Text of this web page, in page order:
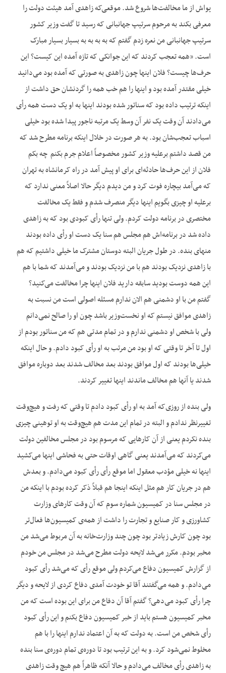
یواش از ما مخالفت‌ها شروع شد. موقعی‌که زاهدی آمد هیئت دولت را
معرفی بکند به مرحوم سرتیپ جهانبانی که رسید تا گفت وزیر کشور
سرتیپ جهانبانی من نعره زدم گفتم که به به به به بسیار بسیار مبارک
است. «همه تعجب کردند که این جوانکی که تازه آمده این کیست؟ این
حرف‌ها چیست؟ فلان اینها چون زاهدی به صورتی که آمده بود می‌دانید
خیلی مقتدر آمده بود و اینها را هم خب همه را گردنشان حق داشت از
اینکه ترتیب داده بود که سناتور شده بودند اینها به او یک دست همه رأی
می‌دادند آن وقت یک نفر آن وسط یک مرتبه ناجور پیدا شده بود خیلی
اسباب تعجب‌شان بود. به هر صورت در خلال اینکه برنامه مطرح شد که
من قصد داشتم برعلیه وزیر کشور مخصوصاً اعلام جرم بکنم چه بکم
فلان از این حرف‌ها حادثه‌ای برای او پیش آمد در راه کرمانشاه به تهران
که می‌آمد بیچاره فوت کرد و من دیدم دیگر حالا اصلاً معنی ندارد که
برعلیه او چیزی بگویم اینها دیگر منصرف شدم و فقط یک مخالفت
مختصری در برنامه دولت کردم. ولی تنها رأی کبودی بود که به زاهدی
داده شد در برنامه‌اش هم مجلس هم سنا یک دست او رأی داده بودند
منهای بنده. در طول جریان البته دوستان مشترک ما خیلی داشتیم که هم
با زاهدی نزدیک بودند هم با من نزدیک بودند و می‌آمدند که شما با هم
این همه دوست بودید سابقه دارید فلان اینها چرا مخالفت می‌کنید؟
گفتم من با او دشمنی هم الان ندارم مسئله اصولی است من نسبت به
زاهدی موافق نیستم که او نخست‌وزیر باشد چون او را صالح نمی‌دانم
ولی با شخص او دشمنی ندارم و در تمام مدتی هم که من سناتور بودم از
اول تا آخر تا وقتی که او بود من مرتب به او رأی کبود دادم. و حال اینکه
خیلی‌ها بودند که اول موافق بودند بعد مخالف شدند بعد دوباره موافق
شدند یا آنها هم مخالف ماندند اینها تغییر کردند.
ولی بنده از روزی‌که آمد به او رأی کبود دادم تا وقتی که رفت و هیچ‌وقت
تغییرنظر ندادم و البته در تمام این مدت هم هیچ‌وقت به او توهینی چیزی
بنده نکردم یعنی از آن کارهایی که مرسوم بود در مجلس مخالفین دولت
می‌کردند که می‌آمدند یعنی گاهی اوقات حتی به فحاشی اینها می‌کشید
اینها نه خیلی مؤدب معقول اما موقع رأی رأی کبود می‌دادم. و بعدش
هم در جریان کار هم مثل اینکه اینجا هم قبلاً ذکر کرده بودم با اینکه من
در مجلس سنا در کمیسیون شماره سوم که آن وقت کارهای وزارت
کشاورزی و کار صنایع و تجارت را داشت از همه‌ی کمیسیون‌ها فعال‌تر
بود چون کارش زیادتر بود چون چند وزارت‌خانه به آن مربوط می‌شد من
مخبر بودم. مکرر می‌شد لایحه دولت مطرح می‌شد در مجلس من خودم
از گزارش کمیسیون دفاع می‌کردم ولی موقع رأی که می‌شد رأی کبود
می‌دادم. و همه می‌گفتند آقا تو خودت آمدی دفاع کردی از لایحه و دیگر
چرا رأی کبود می‌دهی؟ گفتم آقا آن دفاع من برای این بوده است که من
مخبر کمیسیون هستم باید از خبر کمیسیون دفاع بکنم و این رأی کبود
رأی شخص من است. به دولت که به آن اعتماد ندارم اینها را با هم
مخلوط نمی‌شود کرد. و به این ترتیب بود تا دوره‌ی تمام دوره‌ی سنا بنده
به زاهدی رأی مخالف می‌دادم و حالا آنکه ظاهراً هم هیچ وقت زاهدی